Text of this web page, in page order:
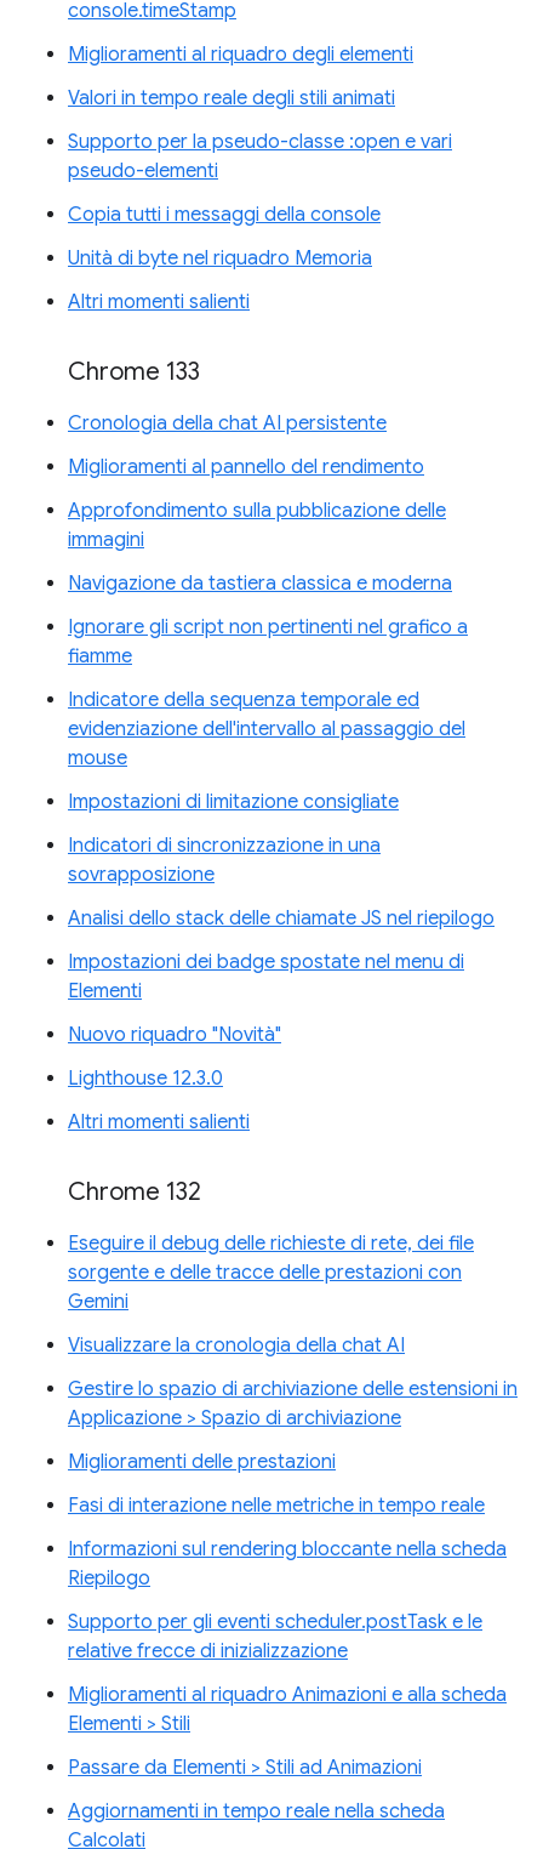
console.timeStamp
Miglioramenti al riquadro degli elementi
Valori in tempo reale degli stili animati
Supporto per la pseudo-classe :open e vari
pseudo-elementi
Copia tutti i messaggi della console
Unità di byte nel riquadro Memoria
Altri momenti salienti
Chrome 133
Cronologia della chat AI persistente
Miglioramenti al pannello del rendimento
Approfondimento sulla pubblicazione delle
immagini
Navigazione da tastiera classica e moderna
Ignorare gli script non pertinenti nel grafico a
fiamme
Indicatore della sequenza temporale ed
evidenziazione dell'intervallo al passaggio del
mouse
Impostazioni di limitazione consigliate
Indicatori di sincronizzazione in una
sovrapposizione
Analisi dello stack delle chiamate JS nel riepilogo
Impostazioni dei badge spostate nel menu di
Elementi
Nuovo riquadro "Novità"
Lighthouse 12.3.0
Altri momenti salienti
Chrome 132
Eseguire il debug delle richieste di rete, dei file
sorgente e delle tracce delle prestazioni con
Gemini
Visualizzare la cronologia della chat AI
Gestire lo spazio di archiviazione delle estensioni in
Applicazione > Spazio di archiviazione
Miglioramenti delle prestazioni
Fasi di interazione nelle metriche in tempo reale
Informazioni sul rendering bloccante nella scheda
Riepilogo
Supporto per gli eventi scheduler.postTask e le
relative frecce di inizializzazione
Miglioramenti al riquadro Animazioni e alla scheda
Elementi > Stili
Passare da Elementi > Stili ad Animazioni
Aggiornamenti in tempo reale nella scheda
Calcolati